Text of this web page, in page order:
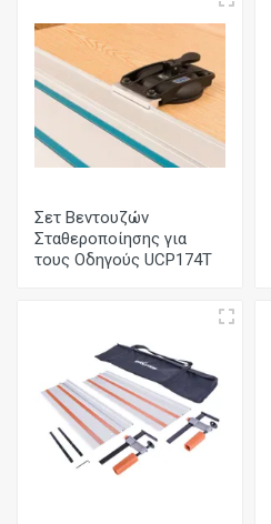
Σετ Βεντουζών
Σταθεροποίησης για
τους Οδηγούς UCP174T